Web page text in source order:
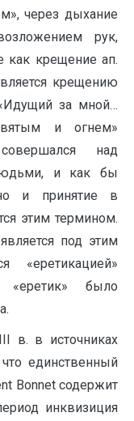
через дыхание
рук,
как крещение ап.
крещению
за мной…
и огнем»
над
и как бы
и принятие в
этим термином.
под этим
было
в. в источниках
единственный
Bonnet содержит
инквизиция